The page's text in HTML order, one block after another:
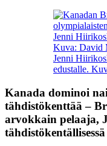
Jenni
edustalle.
Kanada dominoi
tähdistökenttää –
arvokkain pelaaja,
tähdistökentällisessä